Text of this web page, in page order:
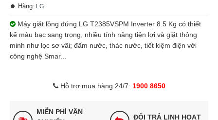
Hãng: LG
Máy giặt lồng đứng LG T2385VSPM Inverter 8.5 Kg có thiết
kế màu bạc sang trọng, nhiều tính năng tiện lợi và giặt thông
minh như lọc sơ vãi; đấm nước, thác nước, tiết kiệm điện với
công nghệ Smar...
Hỗ trợ mua hàng 24/7: 1900 8650
MIỄN PHÍ VẬN
ĐỔI TRẢ LINH HOẠT